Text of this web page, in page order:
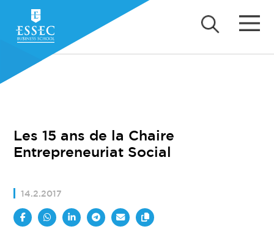
Les 15 ans de la Chaire
Entrepreneuriat Social
14.2.2017